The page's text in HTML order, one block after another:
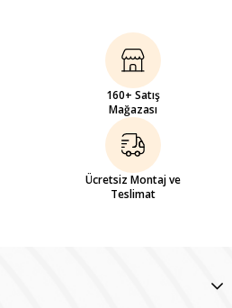
160+ Satış
Mağazası
Ücretsiz Montaj ve
Teslimat